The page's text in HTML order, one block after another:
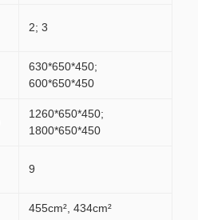
2; 3
630*650*450;
600*650*450
1260*650*450;
1800*650*450
9
455cm², 434cm²